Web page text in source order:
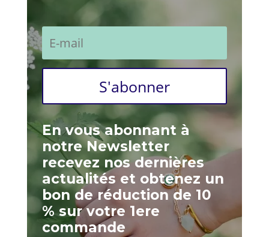
S'abonner
En vous abonnant à
notre Newsletter
recevez nos dernières
actualités et obtenez un
bon de réduction de 10
% sur votre 1ere
commande